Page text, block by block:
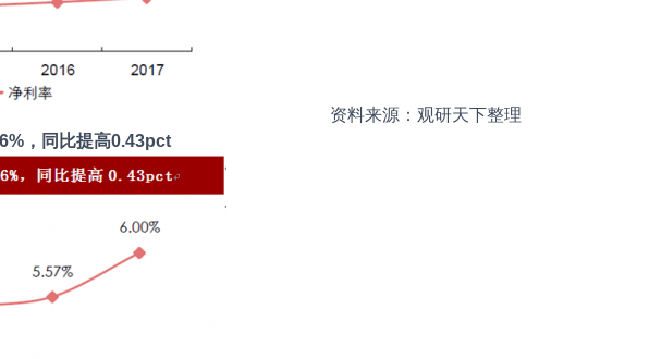
资料来源：观研天下整理
，同比提高0.43pct